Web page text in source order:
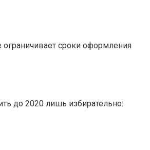
ограничивает сроки оформления
до 2020 лишь избирательно: